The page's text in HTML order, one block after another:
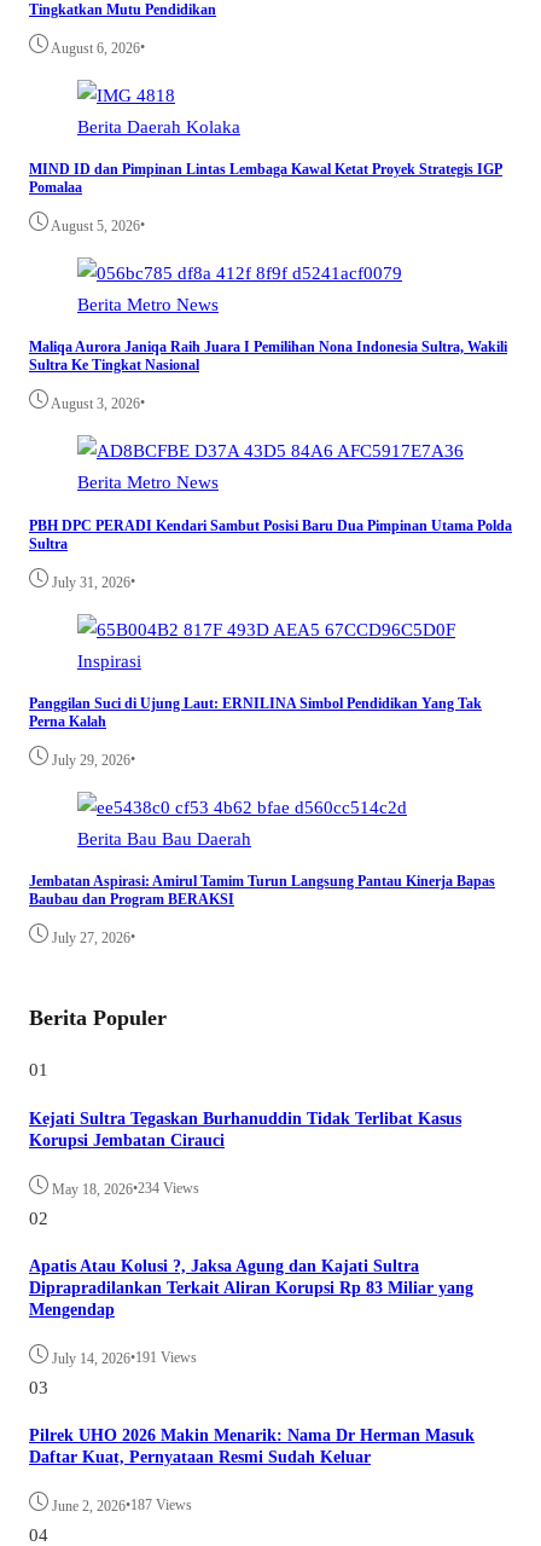
Tingkatkan Mutu Pendidikan
August 6, 2026•
Berita Daerah Kolaka
MIND ID dan Pimpinan Lintas Lembaga Kawal Ketat Proyek Strategis IGP
Pomalaa
August 5, 2026•
Berita Metro News
Maliqa Aurora Janiqa Raih Juara I Pemilihan Nona Indonesia Sultra, Wakili
Sultra Ke Tingkat Nasional
August 3, 2026•
Berita Metro News
PBH DPC PERADI Kendari Sambut Posisi Baru Dua Pimpinan Utama Polda
Sultra
July 31, 2026•
Inspirasi
Panggilan Suci di Ujung Laut: ERNILINA Simbol Pendidikan Yang Tak
Perna Kalah
July 29, 2026•
Berita Bau Bau Daerah
Jembatan Aspirasi: Amirul Tamim Turun Langsung Pantau Kinerja Bapas
Baubau dan Program BERAKSI
July 27, 2026•
Berita Populer
01
Kejati Sultra Tegaskan Burhanuddin Tidak Terlibat Kasus
Korupsi Jembatan Cirauci
May 18, 2026•234 Views
02
Apatis Atau Kolusi ?, Jaksa Agung dan Kajati Sultra
Diprapradilankan Terkait Aliran Korupsi Rp 83 Miliar yang
Mengendap
July 14, 2026•191 Views
03
Pilrek UHO 2026 Makin Menarik: Nama Dr Herman Masuk
Daftar Kuat, Pernyataan Resmi Sudah Keluar
June 2, 2026•187 Views
04